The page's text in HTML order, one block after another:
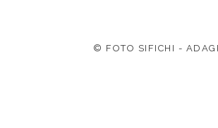
© FOTO SIFICHI -